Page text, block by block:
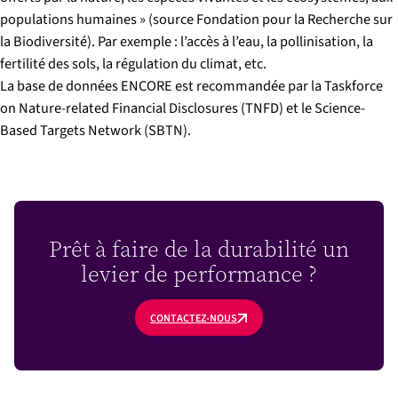
populations humaines » (source Fondation pour la Recherche sur
la Biodiversité). Par exemple : l’accès à l’eau, la pollinisation, la
fertilité des sols, la régulation du climat, etc.
La base de données ENCORE est recommandée par la Taskforce
on Nature-related Financial Disclosures (TNFD) et le Science-
Based Targets Network (SBTN).
Prêt à faire de la durabilité un
levier de performance ?
CONTACTEZ-NOUS